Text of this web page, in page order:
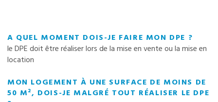
A QUEL MOMENT DOIS-JE FAIRE MON DPE ?
le DPE doit être réaliser lors de la mise en vente ou la mise en
location
MON LOGEMENT À UNE SURFACE DE MOINS DE
50 M², DOIS-JE MALGRÉ TOUT RÉALISER LE DPE